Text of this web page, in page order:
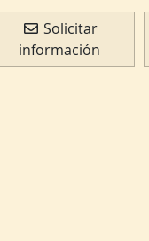
Solicitar
información